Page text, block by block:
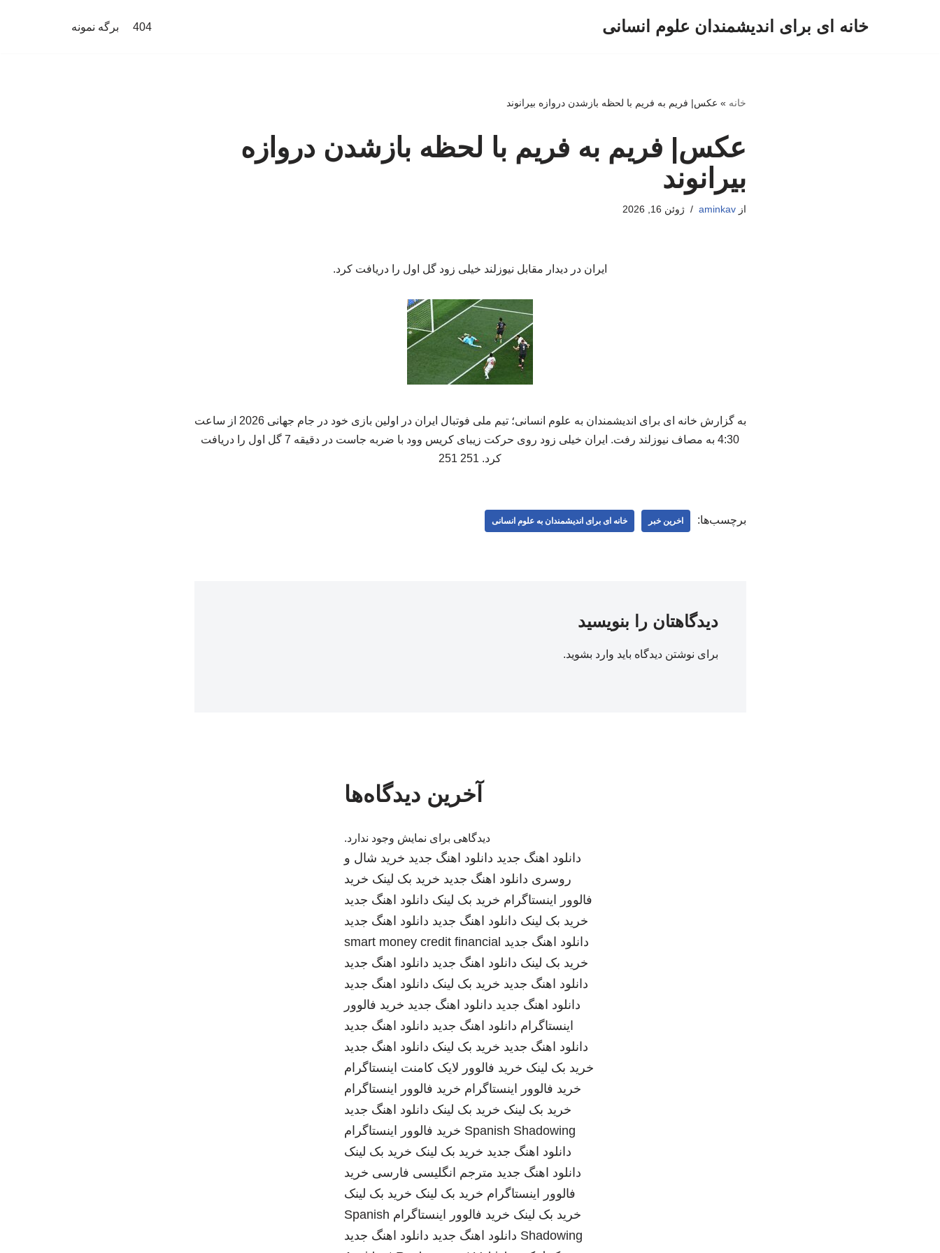
خانه ای برای اندیشمندان علوم انسانی 404 برگه نمونه
خانه » عکس| فریم به فریم با لحظه بازشدن دروازه بیرانوند
عکس| فریم به فریم با لحظه بازشدن دروازه
بیرانوند
ازaminkav ژوئن 16, 2026
ایران در دیدار مقابل نیوزلند خیلی زود گل اول را دریافت کرد.
به گزارش خانه ای برای اندیشمندان به علوم انسانی؛ تیم ملی فوتبال ایران در اولین بازی خود در جام جهانی 2026 از ساعت
4:30 به مصاف نیوزلند رفت. ایران خیلی زود روی حرکت زیبای کریس وود با ضربه جاست در دقیقه 7 گل اول را دریافت
کرد. 251 251
برچسب‌ها: اخرین خبر خانه ای برای اندیشمندان به علوم انسانی
دیدگاهتان را بنویسید
برای نوشتن دیدگاه باید وارد بشوید.
آخرین دیدگاه‌ها
دیدگاهی برای نمایش وجود ندارد.
دانلود اهنگ جدید دانلود اهنگ جدید خرید شال و
روسری دانلود اهنگ جدید خرید بک لینک خرید
فالوور اینستاگرام خرید بک لینک دانلود اهنگ جدید
خرید بک لینک دانلود اهنگ جدید دانلود اهنگ جدید
دانلود اهنگ جدید smart money credit financial
خرید بک لینک دانلود اهنگ جدید دانلود اهنگ جدید
دانلود اهنگ جدید خرید بک لینک دانلود اهنگ جدید
دانلود اهنگ جدید دانلود اهنگ جدید خرید فالوور
اینستاگرام دانلود اهنگ جدید دانلود اهنگ جدید
دانلود اهنگ جدید خرید بک لینک دانلود اهنگ جدید
خرید بک لینک خرید فالوور لایک کامنت اینستاگرام
خرید فالوور اینستاگرام خرید فالوور اینستاگرام
خرید بک لینک خرید بک لینک دانلود اهنگ جدید
Spanish Shadowing خرید فالوور اینستاگرام
دانلود اهنگ جدید خرید بک لینک خرید بک لینک
دانلود اهنگ جدید مترجم انگلیسی فارسی خرید
فالوور اینستاگرام خرید بک لینک خرید بک لینک
خرید بک لینک خرید فالوور اینستاگرام Spanish
Shadowing دانلود اهنگ جدید دانلود اهنگ جدید